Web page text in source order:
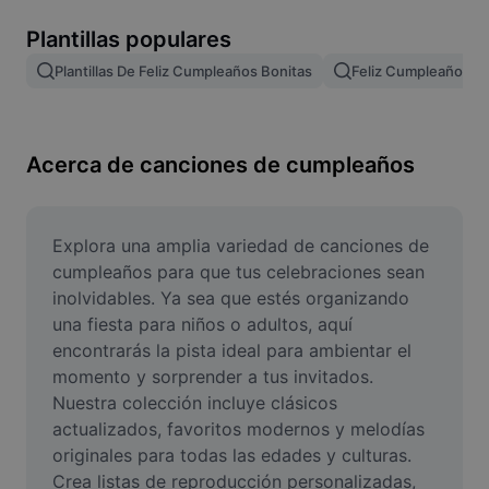
Image merge
Resize Image
Meme Generator
AI Text Remover
AI People Remover
AI Inpainting
Face Cutout
Plantillas populares
Plantillas De Feliz Cumpleaños Bonitas Feliz Cumpleaños
Acerca de canciones de cumpleaños
Explora una amplia variedad de canciones de
cumpleaños para que tus celebraciones sean
inolvidables. Ya sea que estés organizando
una fiesta para niños o adultos, aquí
encontrarás la pista ideal para ambientar el
momento y sorprender a tus invitados.
Nuestra colección incluye clásicos
actualizados, favoritos modernos y melodías
originales para todas las edades y culturas.
Crea listas de reproducción personalizadas,